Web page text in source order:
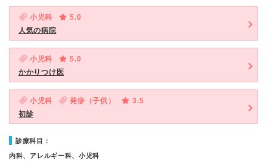
小児科
5.0
人気の病院
小児科
5.0
かかりつけ医
小児科 発疹（子供）
3.5
初診
診療科目：
内科、アレルギー科、小児科